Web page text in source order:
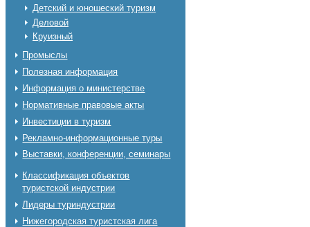
Детский и юношеский туризм
Деловой
Круизный
Промыслы
Полезная информация
Информация о министерстве
Нормативные правовые акты
Инвестиции в туризм
Рекламно-информационные туры
Выставки, конференции, семинары
Классификация объектов
туристской индустрии
Лидеры туриндустрии
Нижегородская туристская лига